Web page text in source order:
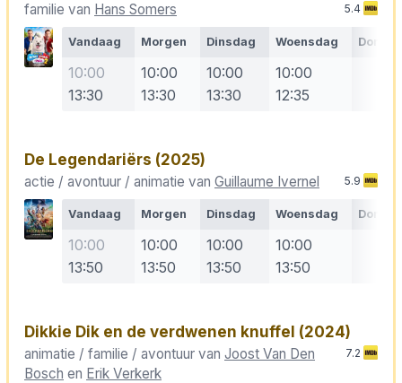
familie van Hans Somers 5.4
Vandaag Morgen Dinsdag Woensdag
10:00
13:30
10:00
13:30
10:00
13:30
10:00
12:35
De Legendariërs (2025)
actie / avontuur / animatie van Guillaume Ivernel 5.9
Vandaag Morgen Dinsdag Woensdag
10:00
13:50
10:00
13:50
10:00
13:50
10:00
13:50
Dikkie Dik en de verdwenen knuffel (2024)
animatie / familie / avontuur van Joost Van Den
Bosch en Erik Verkerk
7.2